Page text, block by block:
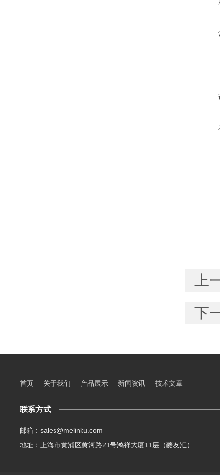
上
下
首页 关于我们 产品展示 新闻资讯 技术文章
联系方式
邮箱：sales@melinku.com
地址：上海市黄浦区黄河路21号鸿祥大厦11层（菱友汇）